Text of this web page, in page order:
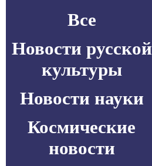
Все
Новости русской
культуры
Новости науки
Космические
новости